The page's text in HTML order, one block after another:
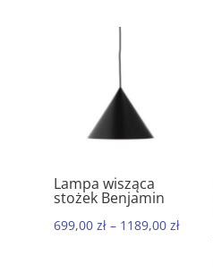
5.00
Lampa wisząca
stożek Benjamin
699,00 zł– 1189,00 zł